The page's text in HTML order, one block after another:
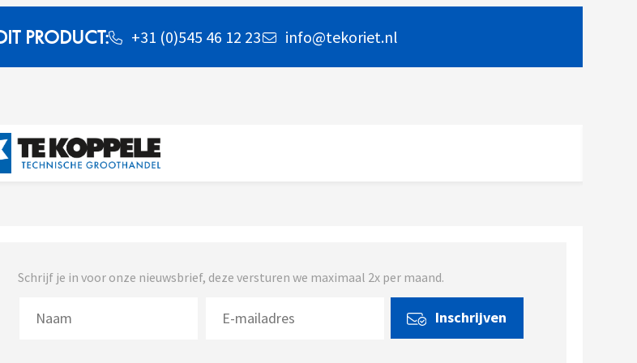
PRODUCT: +31 (0)545 46 12 23 info@tekoriet.nl
Schrijf je in voor onze nieuwsbrief, deze versturen we maximaal 2x per maand.